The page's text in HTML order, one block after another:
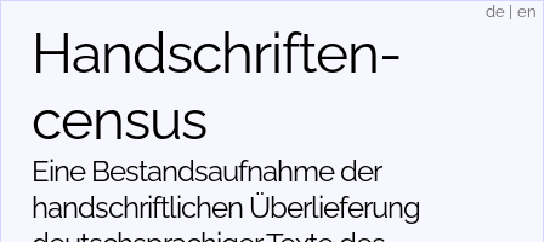
Handschriften­
census
Eine Bestandsaufnahme der
handschriftlichen Über­lieferung
de en